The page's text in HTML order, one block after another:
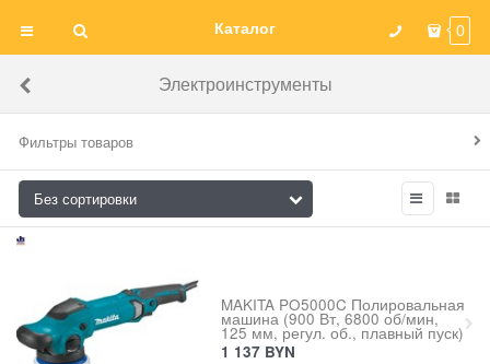
Каталог 0
Электроинструменты
Фильтры товаров
MAKITA PO5000C Полировальная
машина (900 Вт, 6800 об/мин,
125 мм, регул. об., плавный пуск)
1 137 BYN